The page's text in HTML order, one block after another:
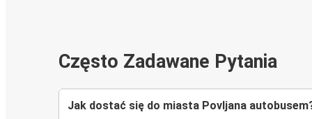
Często Zadawane Pytania
Jak dostać się do miasta Povljana